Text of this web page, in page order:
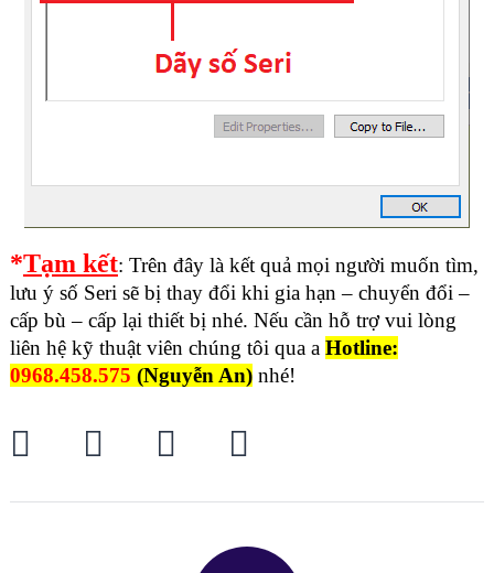
*Tạm kết: Trên đây là kết quả mọi người muốn tìm,
lưu ý số Seri sẽ bị thay đổi khi gia hạn – chuyển đổi –
cấp bù – cấp lại thiết bị nhé. Nếu cần hỗ trợ vui lòng
liên hệ kỹ thuật viên chúng tôi qua a Hotline:
0968.458.575 (Nguyễn An)nhé!